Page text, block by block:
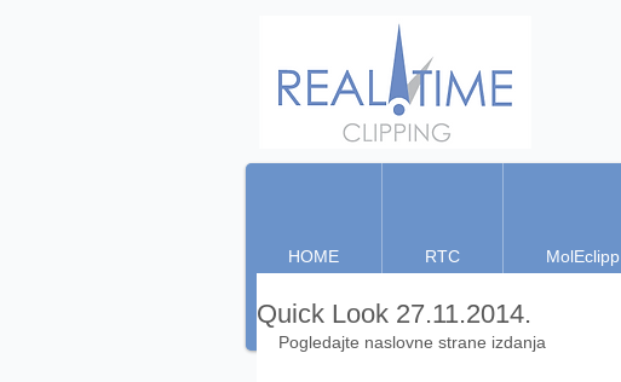
HOME RTC MolEclipp
Quick Look 27.11.2014.
Pogledajte naslovne strane izdanja